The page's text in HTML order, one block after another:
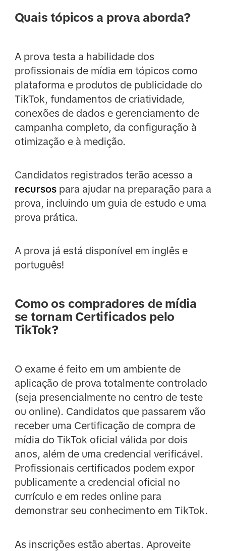
Quais tópicos a prova aborda?
A prova testa a habilidade dos
profissionais de mídia em tópicos como
plataforma e produtos de publicidade do
TikTok, fundamentos de criatividade,
conexões de dados e gerenciamento de
campanha completo, da configuração à
otimização e à medição.
Candidatos registrados terão acesso a
recursospara ajudar na preparação para a
prova, incluindo um guia de estudo e uma
prova prática.
A prova já está disponível em inglês e
português!
Como os compradores de mídia
se tornam Certificados pelo
TikTok?
O exame é feito em um ambiente de
aplicação de prova totalmente controlado
(seja presencialmente no centro de teste
ou online). Candidatos que passarem vão
receber uma Certificação de compra de
mídia do TikTok oficial válida por dois
anos, além de uma credencial verificável.
Profissionais certificados podem expor
publicamente a credencial oficial no
currículo e em redes online para
demonstrar seu conhecimento em TikTok.
As inscrições estão abertas. Aproveite